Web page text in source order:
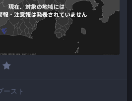
ースト